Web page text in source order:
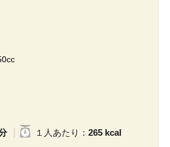
１人 あたり ： 265 kcal